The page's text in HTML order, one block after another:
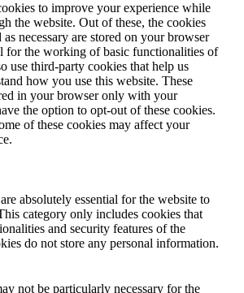
to improve your experience while
the website. Out of these, the cookies
as necessary are stored on your browser
for the working of basic functionalities of
use third-party cookies that help us
how you use this website. These
in your browser only with your
the option to opt-out of these cookies.
of these cookies may affect your
absolutely essential for the website to
category only includes cookies that
and security features of the
do not store any personal information.
not be particularly necessary for the